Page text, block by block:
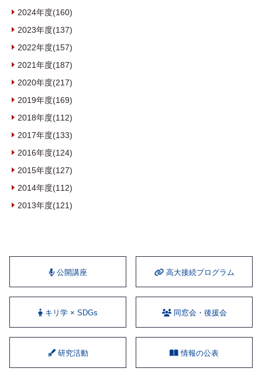
2024年度(160)
2023年度(137)
2022年度(157)
2021年度(187)
2020年度(217)
2019年度(169)
2018年度(112)
2017年度(133)
2016年度(124)
2015年度(127)
2014年度(112)
2013年度(121)
公開講座 ⾼⼤接続プログラム
キリ学 × SDGs 同窓会・後援会
研究活動 情報の公表